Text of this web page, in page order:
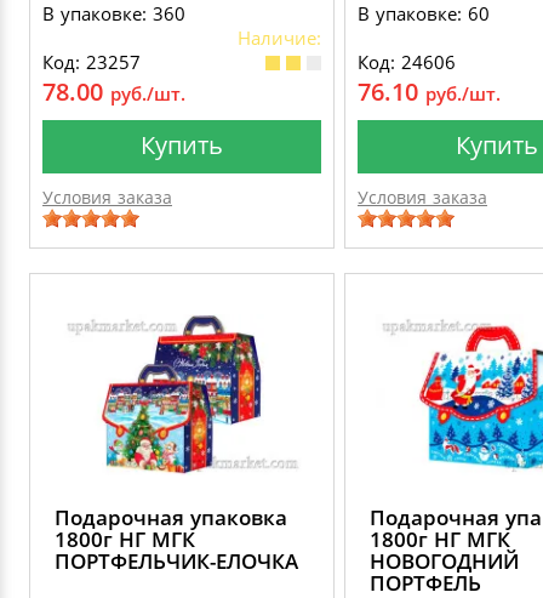
В упаковке: 360
Наличие:
Код: 23257
78.00 руб./шт.
Купить
Условия заказа
В упаковке: 60
Код: 24606
76.10 руб./шт.
Купить
Условия заказа
Подарочная упаковка
1800г НГ МГК
ПОРТФЕЛЬЧИК-ЕЛОЧКА
Подарочная
1800г НГ МГК
НОВОГОДНИЙ
ПОРТФЕЛЬ